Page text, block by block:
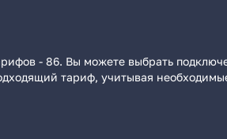
- 86. Вы можете выбрать
тариф, учитывая